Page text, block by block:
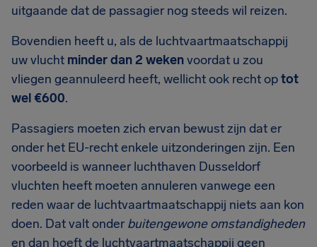
uitgaande dat de passagier nog steeds wil reizen.
Bovendien heeft u, als de luchtvaartmaatschappij
uw vlucht minder dan 2 wekenvoordat u zou
vliegen geannuleerd heeft, wellicht ook recht optot
wel €600.
Passagiers moeten zich ervan bewust zijn dat er
onder het EU-recht enkele uitzonderingen zijn. Een
voorbeeld is wanneer luchthaven Dusseldorf
vluchten heeft moeten annuleren vanwege een
reden waar de luchtvaartmaatschappij niets aan kon
doen. Dat valt onder buitengewone omstandigheden
en dan hoeft de luchtvaartmaatschappij geen